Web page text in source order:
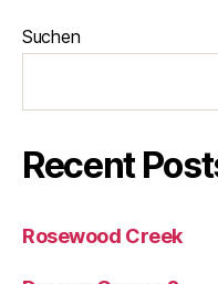
Suchen
Recent
Rosewood Creek